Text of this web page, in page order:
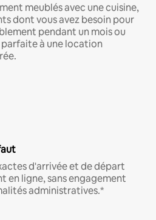
meublés avec une cuisine,
dont vous avez besoin pour
pendant un mois ou
à une location
d'arrivée et de départ
en ligne, sans engagement
administratives.*